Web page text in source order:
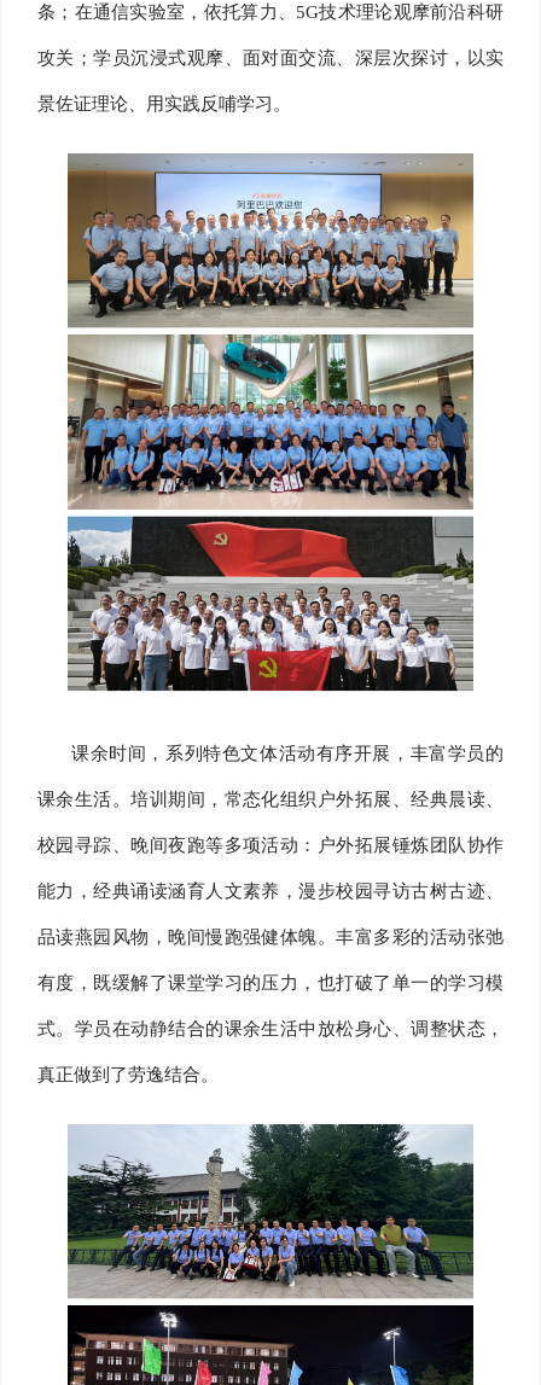
条；在通信实验室，依托算力、5G技术理论观摩前沿科研
攻关；学员沉浸式观摩、面对面交流、深层次探讨，以实
景佐证理论、用实践反哺学习。
课余时间，系列特色文体活动有序开展，丰富学员的
课余生活。培训期间，常态化组织户外拓展、经典晨读、
校园寻踪、晚间夜跑等多项活动：户外拓展锤炼团队协作
能力，经典诵读涵育人文素养，漫步校园寻访古树古迹、
品读燕园风物，晚间慢跑强健体魄。丰富多彩的活动张弛
有度，既缓解了课堂学习的压力，也打破了单一的学习模
式。学员在动静结合的课余生活中放松身心、调整状态，
真正做到了劳逸结合。